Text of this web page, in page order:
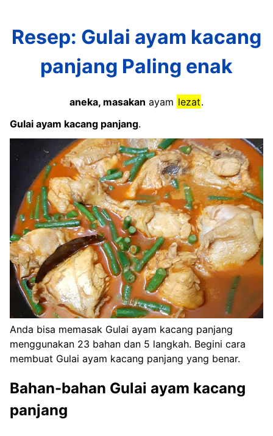
Resep: Gulai ayam kacang
panjang Paling enak
aneka, masakan ayam lezat.
Gulai ayam kacang panjang.
Anda bisa memasak Gulai ayam kacang panjang
menggunakan 23 bahan dan 5 langkah. Begini cara
membuat Gulai ayam kacang panjang yang benar.
Bahan-bahan Gulai ayam kacang
panjang